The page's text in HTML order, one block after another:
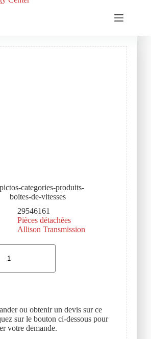
29546161
Pièces détachées
Allison Transmission
ou obtenir un devis sur ce
sur le bouton ci-dessous pour
votre demande.